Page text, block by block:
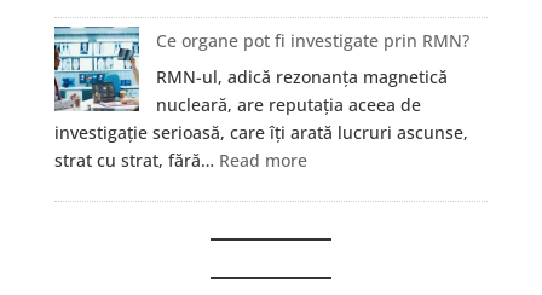
cu
gât
înalt?
Succes
în
Educație
și
Sport
—
Formare
Prim
Ce organe pot fi investigate prin RMN?
RMN-ul, adică rezonanța magnetică
nucleară, are reputația aceea de
investigație serioasă, care îți arată lucruri ascunse,
strat cu strat, fără… Read more:
pot